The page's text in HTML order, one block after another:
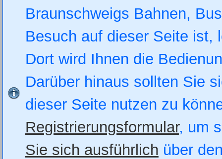
Braunschweigs Bahnen,
Besuch auf dieser Seite
Dort wird Ihnen die
Darüber hinaus sollten Sie
dieser Seite nutzen zu
Registrierungsformular, um
Sie sich ausführlich über